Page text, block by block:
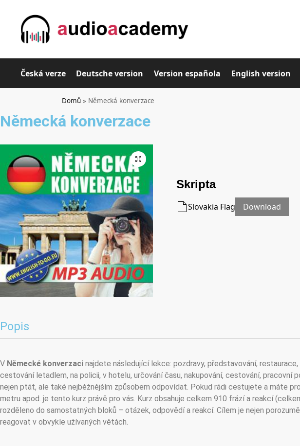
Česká verze Deutsche version Version española English version
Domů » Německá konverzace
Německá konverzace
Skripta
Slovakia Flag Download
Popis
V Německé konverzaci najdete následující lekce: pozdravy, představování,
cestování letadlem, na policii, v hotelu, určování času, nakupování, cestování, pracovní
nejen ptát, ale také nejběžnějším způsobem odpovídat. Pokud rádi cestujete a máte
metru apod. je tento kurz právě pro vás. Kurz obsahuje celkem 910 frází a reakcí
rozděleno do samostatných bloků – otázek, odpovědí a reakcí. Cílem je nejen
reagovat v obvykle užívaných větách.